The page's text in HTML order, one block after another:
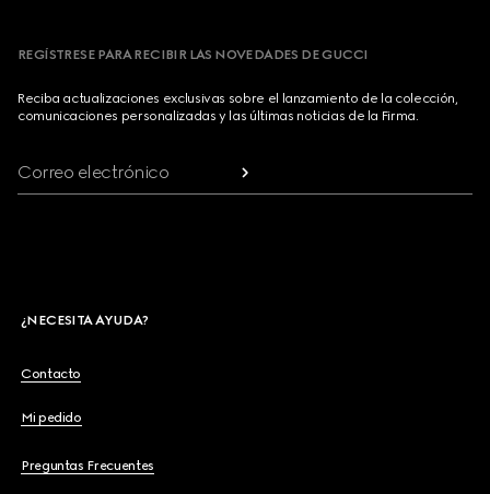
REGÍSTRESE PARA RECIBIR LAS NOVEDADES DE GUCCI
Reciba actualizaciones exclusivas sobre el lanzamiento de la colección,
comunicaciones personalizadas y las últimas noticias de la Firma.
Correo electrónico
¿NECESITA AYUDA?
Contacto
Mi pedido
Preguntas Frecuentes